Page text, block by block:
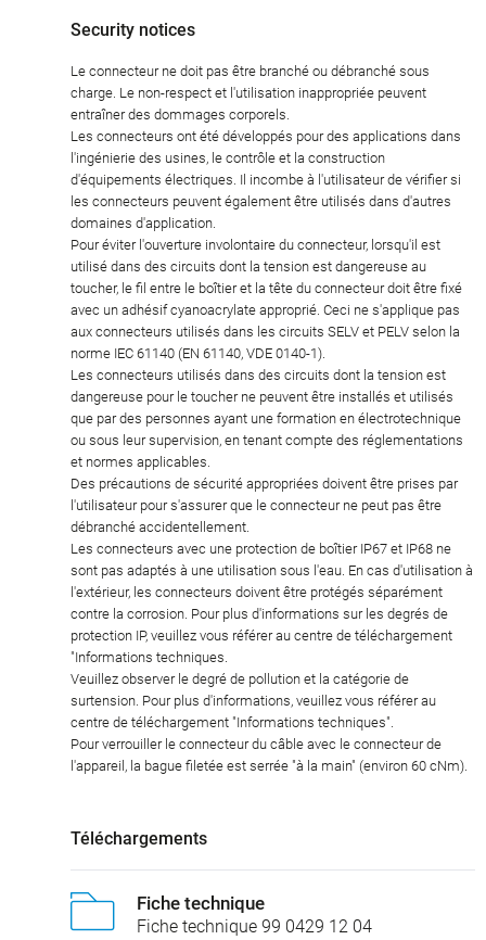
Security notices
Le connecteur ne doit pas être branché ou débranché sous
charge. Le non-respect et l'utilisation inappropriée peuvent
entraîner des dommages corporels.
Les connecteurs ont été développés pour des applications dans
l'ingénierie des usines, le contrôle et la construction
d'équipements électriques. Il incombe à l'utilisateur de vérifier si
les connecteurs peuvent également être utilisés dans d'autres
domaines d'application.
Pour éviter l'ouverture involontaire du connecteur, lorsqu'il est
utilisé dans des circuits dont la tension est dangereuse au
toucher, le fil entre le boîtier et la tête du connecteur doit être fixé
avec un adhésif cyanoacrylate approprié. Ceci ne s'applique pas
aux connecteurs utilisés dans les circuits SELV et PELV selon la
norme IEC 61140 (EN 61140, VDE 0140-1).
Les connecteurs utilisés dans des circuits dont la tension est
dangereuse pour le toucher ne peuvent être installés et utilisés
que par des personnes ayant une formation en électrotechnique
ou sous leur supervision, en tenant compte des réglementations
et normes applicables.
Des précautions de sécurité appropriées doivent être prises par
l'utilisateur pour s'assurer que le connecteur ne peut pas être
débranché accidentellement.
Les connecteurs avec une protection de boîtier IP67 et IP68 ne
sont pas adaptés à une utilisation sous l'eau. En cas d'utilisation à
l'extérieur, les connecteurs doivent être protégés séparément
contre la corrosion. Pour plus d'informations sur les degrés de
protection IP, veuillez vous référer au centre de téléchargement
"Informations techniques.
Veuillez observer le degré de pollution et la catégorie de
surtension. Pour plus d'informations, veuillez vous référer au
centre de téléchargement "Informations techniques".
Pour verrouiller le connecteur du câble avec le connecteur de
l'appareil, la bague filetée est serrée "à la main" (environ 60 cNm).
Téléchargements
Fiche technique
Fiche technique 99 0429 12 04